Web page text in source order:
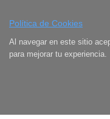
Política de Cookies
Al navegar en este sitio
para mejorar tu experiencia.